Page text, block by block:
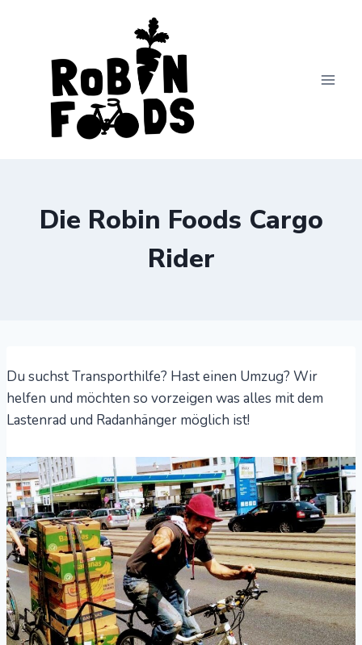
Die Robin Foods Cargo
Rider
Du suchst Transporthilfe? Hast einen Umzug? Wir
helfen und möchten so vorzeigen was alles mit dem
Lastenrad und Radanhänger möglich ist!